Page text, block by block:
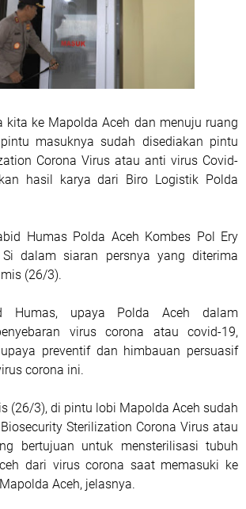
kita ke Mapolda Aceh dan menuju ruang
masuknya sudah disediakan pintu
Corona Virus atau anti virus Covid-
hasil karya dari Biro Logistik Polda
Humas Polda Aceh Kombes Pol Ery
dalam siaran persnya yang diterima
(26/3).
Humas, upaya Polda Aceh dalam
virus corona atau covid-19,
preventif dan himbauan persuasif
corona ini.
(26/3), di pintu lobi Mapolda Aceh sudah
Sterilization Corona Virus atau
bertujuan untuk mensterilisasi tubuh
dari virus corona saat memasuki ke
Aceh, jelasnya.